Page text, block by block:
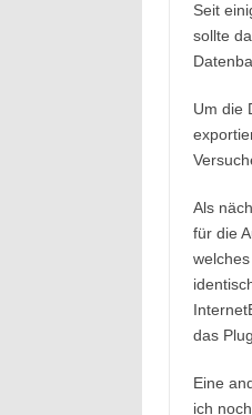
Seit
sollte
Um die
Als
für die
das
Eine
ich